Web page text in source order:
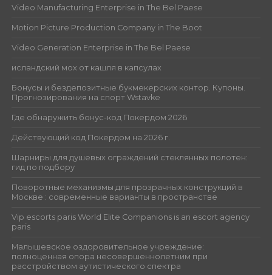
Video Manufacturing Enterprise in The Bel Paese
Motion Picture Production Company in The Boot
Video Generation Enterprise in The Bel Paese
исландский мох от кашля в капсулах
Бонусы и бездепозитные букмекерских контор. Купоны.
Прогнозирования на спорт Wstavke
Где обнаружить бонус-код Покердом 2026
Действующий код Покердом на 2026 г.
Шарниры для душевых ограждений стеклянных полотен:
гид по подбору
Поворотные механизмы для прозрачных конструкций в
Москве : современные варианты в пространстве
Vip escorts paris World Elite Companions is an escort agency
paris
Малышевское оздоровительное учреждение:
полноценная опора несовершеннолетним при
расстройством аутистического спектра